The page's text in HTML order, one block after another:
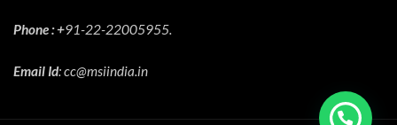
Phone : +91-22-22005955.
Email Id: cc@msiindia.in